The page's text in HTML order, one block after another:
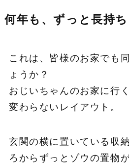
何年も、ずっと長持
これは、皆様のお家でも
ょうか？
おじいちゃんのお家に行
変わらないレイアウト。
玄関の横に置いている収
ろからずっとゾウの置物